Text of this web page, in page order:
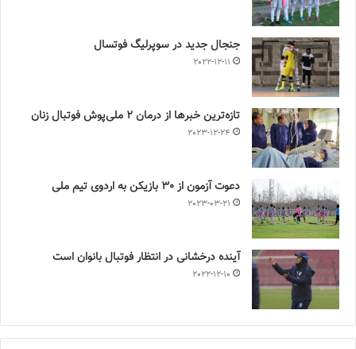
جنجال جدید در سوپرلیگ فوتسال
2022-12-11
تازه‌ترین خبرها از درمان ۲ ملی‌پوش فوتبال زنان
2023-12-24
دعوت آزمون از 30 بازیکن به اردوی تیم ملی
2023-03-21
آینده درخشانی در انتظار فوتبال بانوان است
2022-12-10